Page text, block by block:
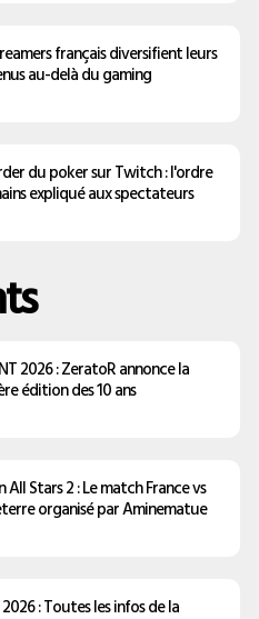
français diversifient leurs
au-delà du gaming
du poker sur Twitch : l'ordre
expliqué aux spectateurs
2026 : ZeratoR annonce la
édition des 10 ans
All Stars 2 : Le match France vs
organisé par Aminematue
: Toutes les infos de la